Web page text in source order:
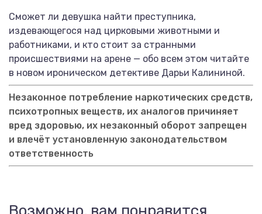
Сможет ли девушка найти преступника,
издевающегося над цирковыми животными и
работниками, и кто стоит за странными
происшествиями на арене — обо всем этом читайте
в новом ироническом детективе Дарьи Калининой.
Незаконное потребление наркотических средств,
психотропных веществ, их аналогов причиняет
вред здоровью, их незаконный оборот запрещен
и влечёт установленную законодательством
ответственность